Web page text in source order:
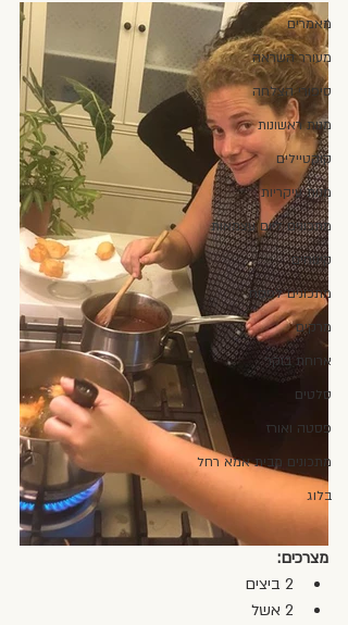
מאמרים
מעורר השראה
סיפורי הצלחה
מנות ראשונות
קוקטיילים
מנות עיקריות
מתכונים ליום עצמאות
קינוחים
מתכונים לפסח
מרקים
ארוחת בוקר
סלטים
פסטה ואורז
מתכונים מבית אמא רחל
בלוג
מצרכים:
2 ביצים
2 אשל